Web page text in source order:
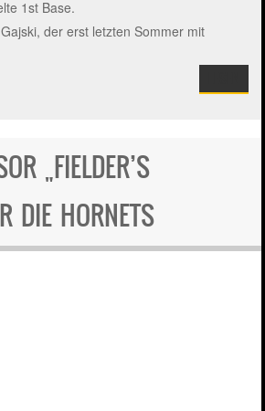
1st Base.
der erst letzten Sommer mit
„FIELDER’S
DIE HORNETS